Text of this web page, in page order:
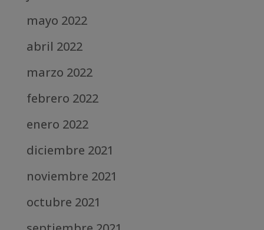
mayo 2022
abril 2022
marzo 2022
febrero 2022
enero 2022
diciembre 2021
noviembre 2021
octubre 2021